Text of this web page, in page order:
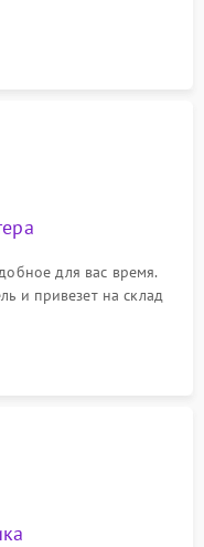
для вас время.
и привезет на склад